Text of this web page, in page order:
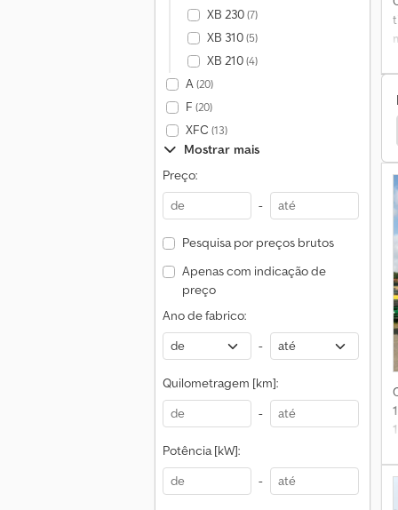
XB 230(7)
XB 310(5)
XB 210(4)
A(20)
F (20)
XFC (13)
Mostrar mais
Preço:
-
Pesquisa por preços brutos
Apenas com indicação de
preço
Ano de fabrico:
-
Quilometragem [km]:
-
Potência [kW]:
-
Palfinger Caminhões